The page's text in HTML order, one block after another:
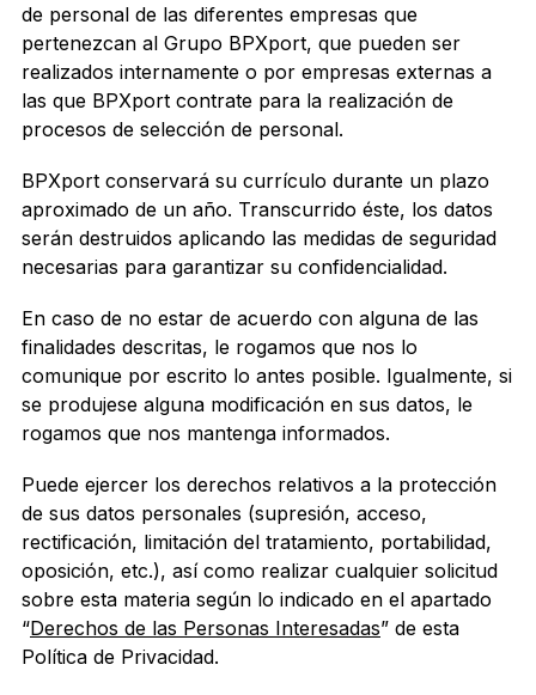
de personal de las diferentes empresas que
pertenezcan al Grupo BPXport, que pueden ser
realizados internamente o por empresas externas a
las que BPXport contrate para la realización de
procesos de selección de personal.
BPXport conservará su currículo durante un plazo
aproximado de un año. Transcurrido éste, los datos
serán destruidos aplicando las medidas de seguridad
necesarias para garantizar su confidencialidad.
En caso de no estar de acuerdo con alguna de las
finalidades descritas, le rogamos que nos lo
comunique por escrito lo antes posible. Igualmente, si
se produjese alguna modificación en sus datos, le
rogamos que nos mantenga informados.
Puede ejercer los derechos relativos a la protección
de sus datos personales (supresión, acceso,
rectificación, limitación del tratamiento, portabilidad,
oposición, etc.), así como realizar cualquier solicitud
sobre esta materia según lo indicado en el apartado
“Derechos de las Personas Interesadas” de esta
Política de Privacidad.